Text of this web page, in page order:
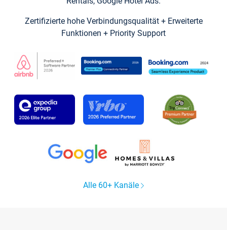
Zertifizierte hohe Verbindungsqualität + Erweiterte
Funktionen + Priority Support
Alle 60+ Kanäle